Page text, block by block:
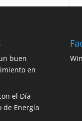
buen
en
el Día
Energía